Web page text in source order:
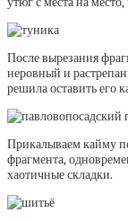
После вырезания
неровный и
решила оставить его
Прикалываем кайму
фрагмента,
хаотичные складки.